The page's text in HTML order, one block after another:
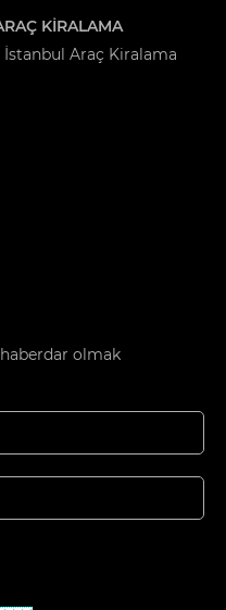
KİRALAMA
İstanbul Araç Kiralama
olmak